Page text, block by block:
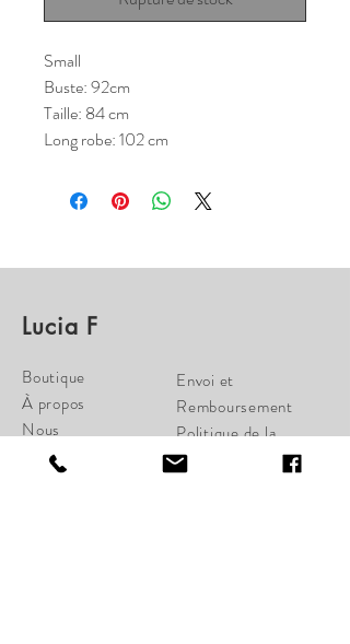
Small
Buste: 92cm
Taille: 84 cm
Long robe: 102 cm
Lucia F
Boutique
À propos
Nous
Contactez
Envoi et
Remboursement
Politique de la
Boutique